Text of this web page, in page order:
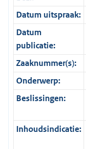
Datum uitspraak:
Datum
publicatie:
Zaaknummer(s):
Onderwerp:
Beslissingen:
Inhoudsindicatie: